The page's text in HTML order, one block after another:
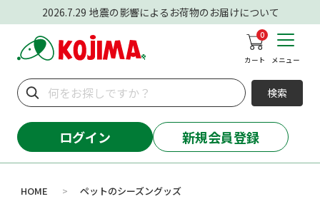
2026.7.29 地震の影響によるお荷物のお届けについて
0
カート メニュー
検索
ログイン 新規会員登録
HOME > ペットのシーズングッズ